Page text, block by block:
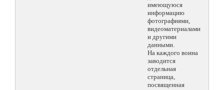
имеющуюся
информацию
фотографиями,
видеоматериалами
и другими
данными.
На каждого воина
заводится
отдельная
страница,
посвященная